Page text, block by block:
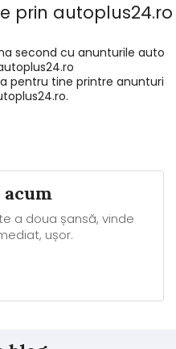
prin autoplus24.ro
second cu anunturile auto
pentru tine printre anunturi
a doua șansă, vinde
ușor.